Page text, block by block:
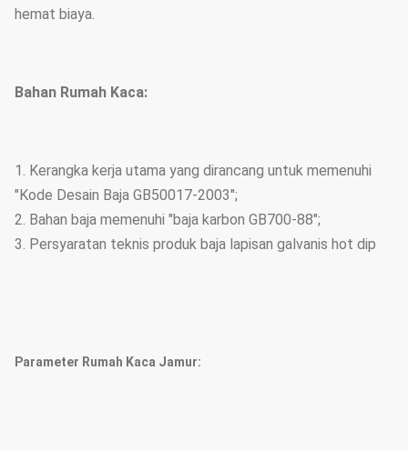
hemat biaya.
Bahan Rumah Kaca:
1. Kerangka kerja utama yang dirancang untuk memenuhi
"Kode Desain Baja GB50017-2003";
2. Bahan baja memenuhi "baja karbon GB700-88";
3. Persyaratan teknis produk baja lapisan galvanis hot dip
Parameter Rumah Kaca Jamur: